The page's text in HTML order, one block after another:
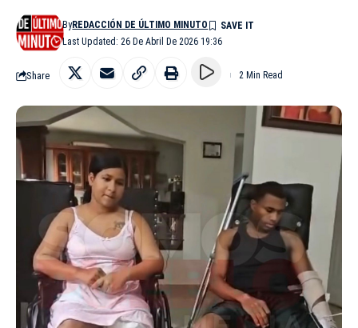
Last Updated: 26 De Abril De 2026 19:36
ByREDACCIÓN DE ÚLTIMO MINUTO
Share 2 Min Read